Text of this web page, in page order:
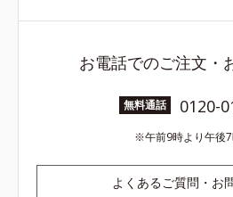
お電話でのご注文・
無料通話 0120-
午前9時より午後
よくあるご質問・お